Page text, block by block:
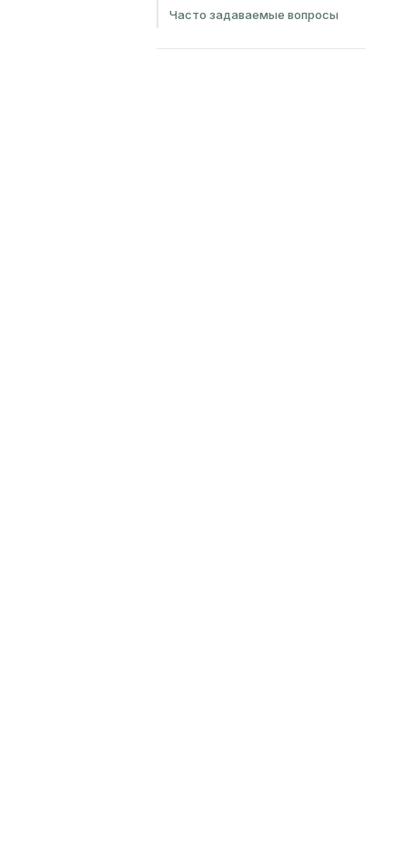
Часто задаваемые вопросы